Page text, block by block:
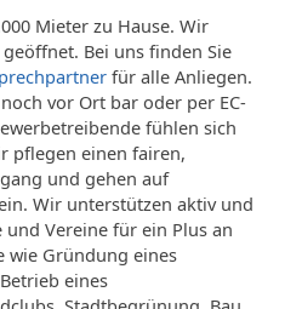
Mieter zu Hause. Wir
Bei uns finden Sie
für alle Anliegen.
vor Ort bar oder per EC-
fühlen sich
pflegen einen fairen,
und gehen auf
Wir unterstützen aktiv und
Vereine für ein Plus an
wie Gründung eines
eines